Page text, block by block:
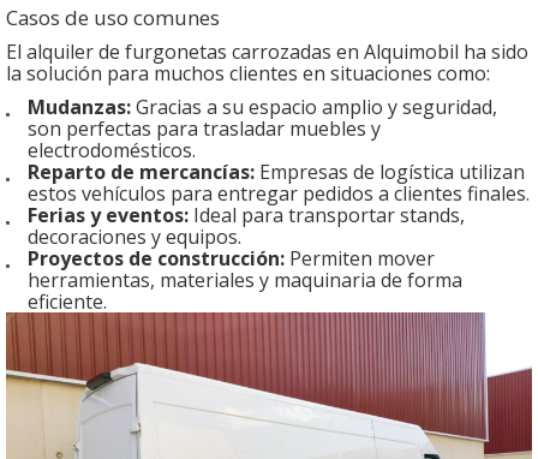
Casos de uso comunes
El alquiler de furgonetas carrozadas en Alquimobil ha sido
la solución para muchos clientes en situaciones como:
Mudanzas:Gracias a su espacio amplio y seguridad,
son perfectas para trasladar muebles y
electrodomésticos.
Reparto de mercancías: Empresas de logística utilizan
estos vehículos para entregar pedidos a clientes finales.
Ferias y eventos: Ideal para transportar stands,
decoraciones y equipos.
Proyectos de construcción: Permiten mover
herramientas, materiales y maquinaria de forma
eficiente.